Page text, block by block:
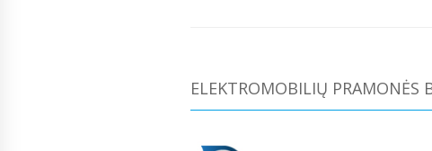
ELEKTROMOBILIŲ PRAMONĖS